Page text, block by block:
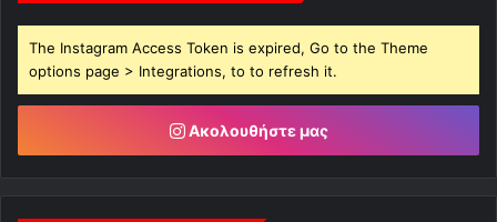
The Instagram Access Token is expired, Go to the Theme
options page > Integrations, to to refresh it.
Ακολουθήστε μας